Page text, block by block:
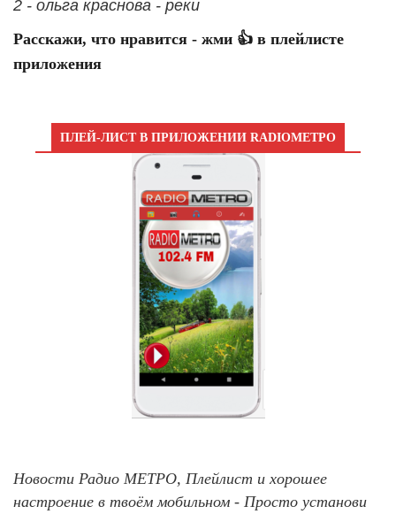
2 - ольга краснова - реки
Расскажи, что нравится - жми 👍 в плейлисте
приложения
ПЛЕЙ-ЛИСТ В ПРИЛОЖЕНИИ RADIOМЕТРО
Новости Радио МЕТРО, Плейлист и хорошее
настроение в твоём мобильном - Просто установи